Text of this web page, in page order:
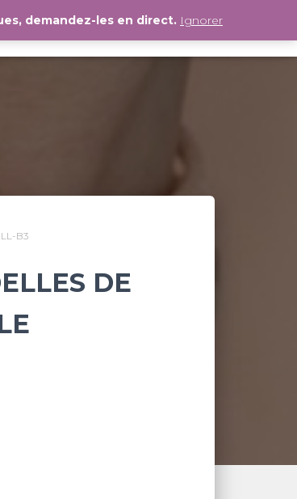
AJOUTEZ VOTRE COMMERCE
B3
DE
demandez-les en direct. Ignorer